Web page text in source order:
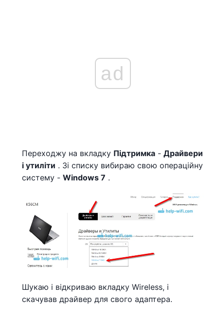
ad
Переходжу на вкладку Підтримка - Драйвери
і утиліти . Зі списку вибираю свою операційну
систему - Windows 7 .
Шукаю і відкриваю вкладку Wireless, і
скачував драйвер для свого адаптера.